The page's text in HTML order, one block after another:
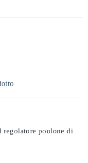
regolatore poolone di